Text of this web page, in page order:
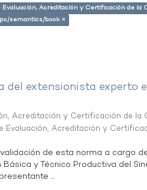
Acreditación y Certificación de la
semantics/book ×
del extensionista experto
Acreditación y Certificación de la
Evaluación, Acreditación y
de esta norma a cargo
y Técnico Productiva del
...